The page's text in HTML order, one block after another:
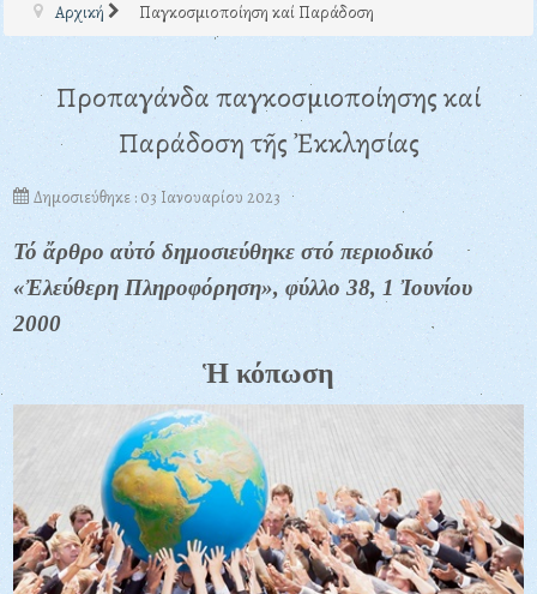
Αρχική Παγκοσμιοποίηση καί Παράδοση
Προπαγάνδα παγκοσμιοποίησης καί
Παράδοση τῆς Ἐκκλησίας
Δημοσιεύθηκε : 03 Ιανουαρίου 2023
Τό ἄρθρο αὐτό δημοσιεύθηκε στό περιοδικό
«Ἐλεύθερη Πληροφόρηση», φύλλο 38, 1 Ἰουνίου
2000
Ἡ κόπωση